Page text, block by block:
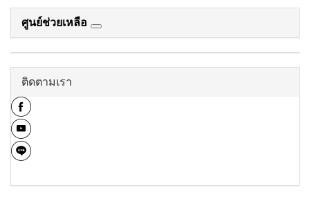
ศูนย์ช่วยเหลือ
ติดตามเรา